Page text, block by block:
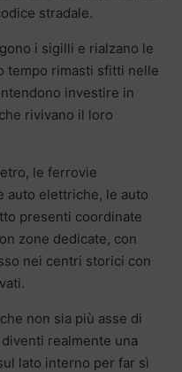
stradale.
i sigilli e rialzano le
tempo rimasti sfitti nelle
investire in
rivivano il loro
le ferrovie
auto elettriche, le auto
presenti coordinate
zone dedicate, con
nei centri storici con
non sia più asse di
realmente una
lato interno per far sì